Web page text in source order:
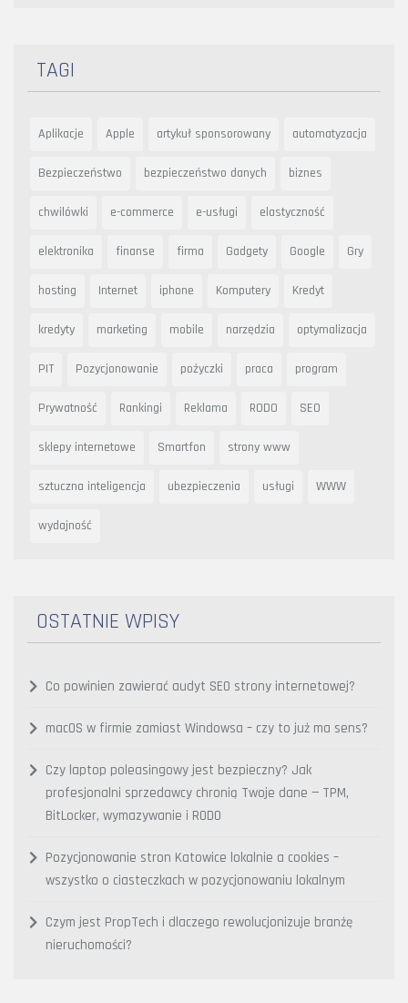
TAGI
Aplikacje Apple artykuł sponsorowany automatyzacja
Bezpieczeństwo bezpieczeństwo danych biznes
chwilówki e-commerce e-usługi elastyczność
elektronika finanse firma Gadgety Google Gry
hosting Internet iphone Komputery Kredyt
kredyty marketing mobile narzędzia optymalizacja
PIT Pozycjonowanie pożyczki praca program
Prywatność Rankingi Reklama RODO SEO
sklepy internetowe Smartfon strony www
sztuczna inteligencja ubezpieczenia usługi WWW
wydajność
OSTATNIE WPISY
Co powinien zawierać audyt SEO strony internetowej?
macOS w firmie zamiast Windowsa – czy to już ma sens?
Czy laptop poleasingowy jest bezpieczny? Jak
profesjonalni sprzedawcy chronią Twoje dane — TPM,
BitLocker, wymazywanie i RODO
Pozycjonowanie stron Katowice lokalnie a cookies –
wszystko o ciasteczkach w pozycjonowaniu lokalnym
Czym jest PropTech i dlaczego rewolucjonizuje branżę
nieruchomości?